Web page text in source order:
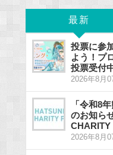
最新
投票に参
よう！プ
投票受付
2026年8月
「令和8
のお知ら
CHARITY
2026年8月